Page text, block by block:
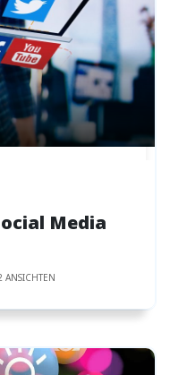
Media
ANSICHTEN